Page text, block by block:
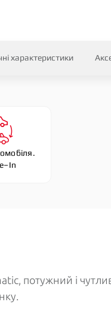
характеристики
потужний і